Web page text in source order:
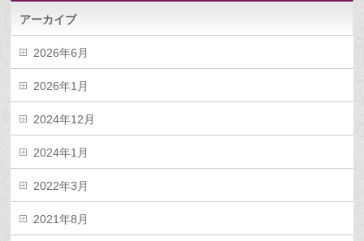
アーカイブ
2026年6月
2026年1月
2024年12月
2024年1月
2022年3月
2021年8月